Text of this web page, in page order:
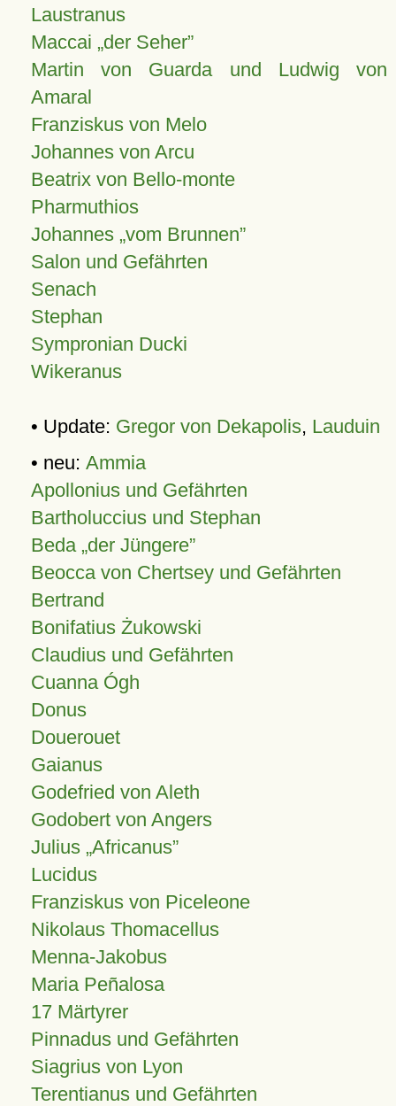
Laustranus
Maccai „der Seher”
Martin von Guarda und Ludwig von
Amaral
Franziskus von Melo
Johannes von Arcu
Beatrix von Bello-monte
Pharmuthios
Johannes vom Brunnen
Salon und Gefährten
Senach
Stephan
Sympronian Ducki
Wikeranus
• Update: Gregor von Dekapolis, Lauduin
• neu: Ammia
Apollonius und Gefährten
Bartholuccius und Stephan
Beda „der Jüngere”
Beocca von Chertsey und Gefährten
Bertrand
Bonifatius Żukowski
Claudius und Gefährten
Cuanna Ógh
Donus
Douerouet
Gaianus
Godefried von Aleth
Godobert von Angers
Julius Africanus
Lucidus
Franziskus von Piceleone
Nikolaus Thomacellus
Menna-Jakobus
Maria Peñalosa
17 Märtyrer
Pinnadus und Gefährten
Siagrius von Lyon
Terentianus und Gefährten